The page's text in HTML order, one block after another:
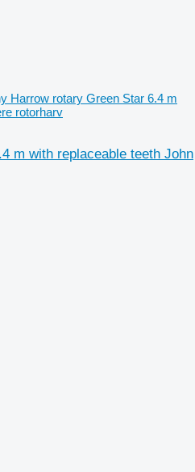
Harrow rotary Green Star 6.4 m
rotorharv
m with replaceable teeth John